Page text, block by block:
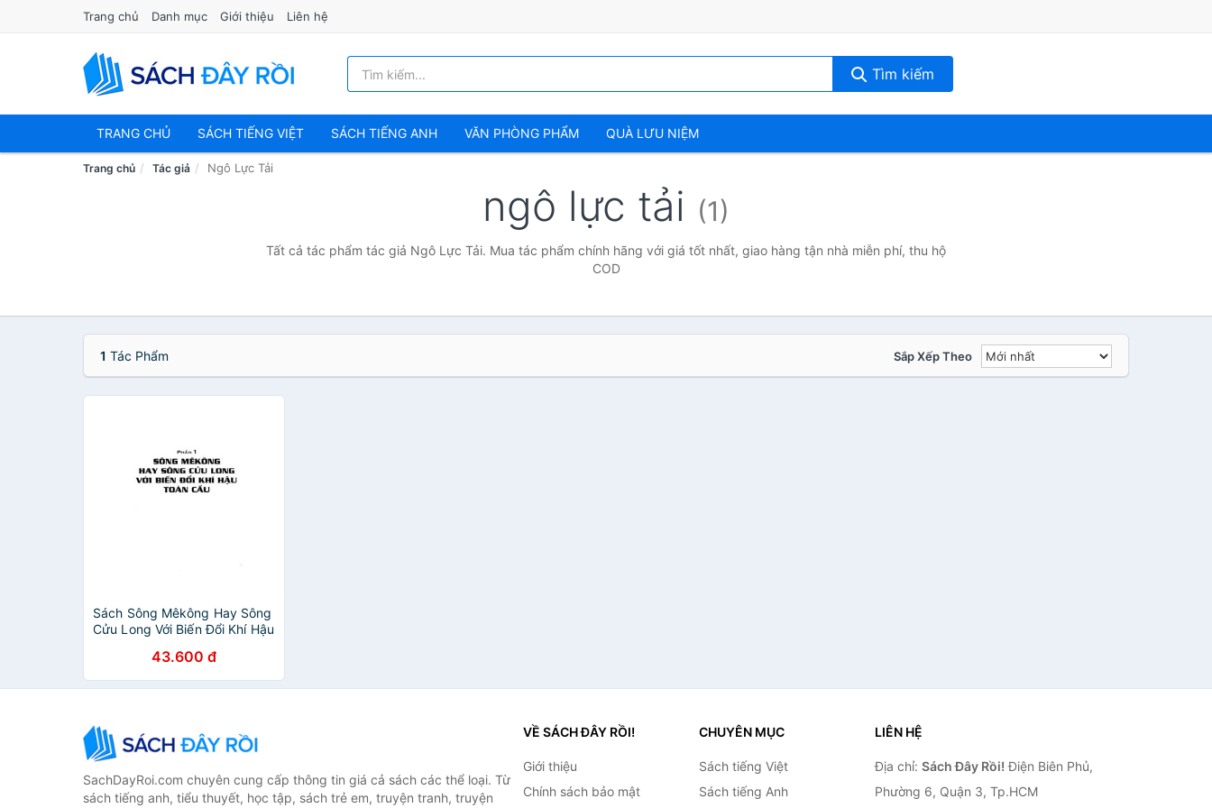
Trang chủ Danh mục Giới thiệu Liên hệ
Tìm kiếm
TRANG CHỦ SÁCH TIẾNG VIỆT SÁCH TIẾNG ANH VĂN PHÒNG PHẨM QUÀ LƯU NIỆM
Trang chủ Tác giả Ngô Lực Tải
ngô lực tải (1)
Tất cả tác phẩm tác giả Ngô Lực Tải. Mua tác phẩm chính hãng với giá tốt nhất, giao hàng tận nhà miễn phí, thu hộ
COD
1 Tác Phẩm Sắp Xếp Theo
Sách Sông Mêkông Hay Sông
Cửu Long Với Biến Đổi Khí Hậu
43.600 đ
SachDayRoi.com chuyên cung cấp thông tin giá cả sách các thể loại. Từ
sách tiếng anh, tiểu thuyết, học tập, sách trẻ em, truyện tranh, truyện
VỀ SÁCH ĐÂY RỒI!
Giới thiệu
Chính sách bảo mật
CHUYÊN MỤC
Sách tiếng Việt
Sách tiếng Anh
LIÊN HỆ
Địa chỉ: Sách Đây Rồi! Điện Biên Phủ,
Phường 6, Quận 3, Tp.HCM